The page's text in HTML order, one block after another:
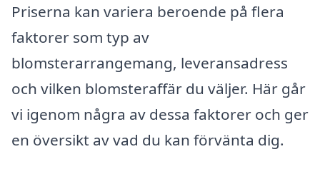
Priserna kan variera beroende på flera
faktorer som typ av
blomsterarrangemang, leveransadress
och vilken blomsteraffär du väljer. Här går
vi igenom några av dessa faktorer och ger
en översikt av vad du kan förvänta dig.